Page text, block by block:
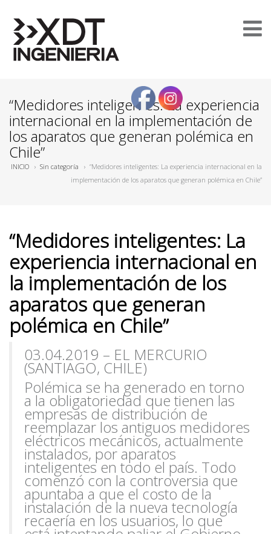
“Medidores inteligentes: La experiencia
internacional en la implementación de
los aparatos que generan polémica en
Chile”
INICIO › Sin categoría › “Medidores inteligentes: La experiencia internacional en la
implementación de los aparatos que generan polémica en Chile”
“Medidores inteligentes: La
experiencia internacional en
la implementación de los
aparatos que generan
polémica en Chile”
03.04.2019 – EL MERCURIO
(SANTIAGO, CHILE)
Polémica se ha generado en torno
a la obligatoriedad que tienen las
empresas de distribución de
reemplazar los antiguos medidores
eléctricos mecánicos, actualmente
instalados, por aparatos
inteligentes en todo el país. Todo
comenzó con la controversia que
apuntaba a que el costo de la
instalación de la nueva tecnología
recaería en los usuarios, lo que